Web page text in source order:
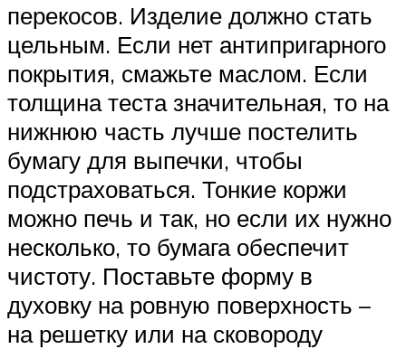
перекосов. Изделие должно стать
цельным. Если нет антипригарного
покрытия, смажьте маслом. Если
толщина теста значительная, то на
нижнюю часть лучше постелить
бумагу для выпечки, чтобы
подстраховаться. Тонкие коржи
можно печь и так, но если их нужно
несколько, то бумага обеспечит
чистоту. Поставьте форму в
духовку на ровную поверхность –
на решетку или на сковороду